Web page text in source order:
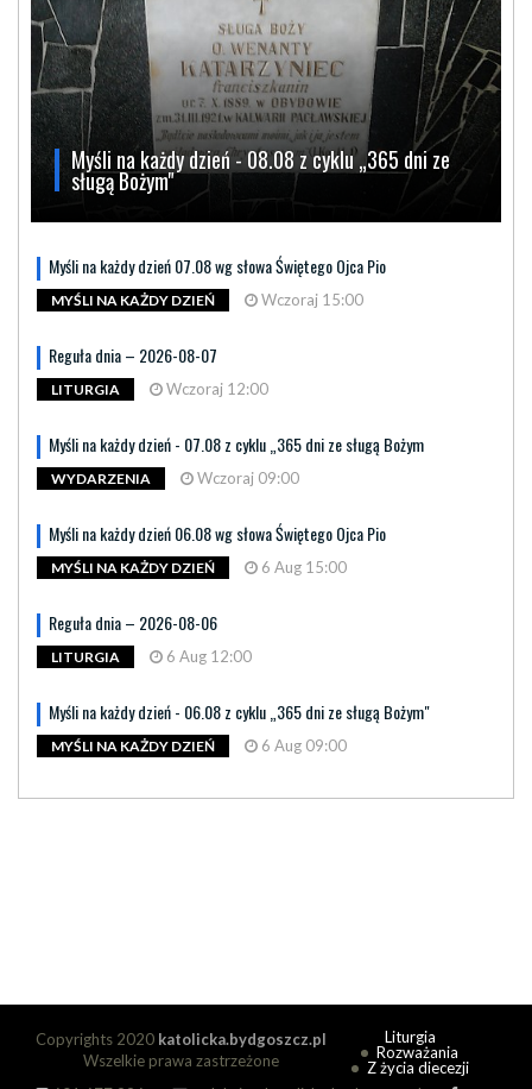
Myśli na każdy dzień - 08.08 z cyklu „365 dni ze
sługą Bożym"
Myśli na każdy dzień 07.08 wg słowa Świętego Ojca Pio
MYŚLI NA KAŻDY DZIEŃ Wczoraj 15:00
Reguła dnia – 2026-08-07
LITURGIA Wczoraj 12:00
Myśli na każdy dzień - 07.08 z cyklu „365 dni ze sługą Bożym
WYDARZENIA Wczoraj 09:00
Myśli na każdy dzień 06.08 wg słowa Świętego Ojca Pio
MYŚLI NA KAŻDY DZIEŃ 6 Aug 15:00
Reguła dnia – 2026-08-06
LITURGIA 6 Aug 12:00
Myśli na każdy dzień - 06.08 z cyklu „365 dni ze sługą Bożym"
MYŚLI NA KAŻDY DZIEŃ 6 Aug 09:00
Copyrights 2020 katolicka.bydgoszcz.pl
Wszelkie prawa zastrzeżone
Liturgia
Rozważania
Z życia diecezji